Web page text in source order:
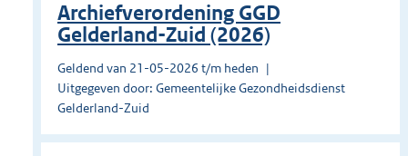
Archiefverordening GGD
Gelderland-Zuid (2026)
Geldend van 21-05-2026 t/m heden
Uitgegeven door: Gemeentelijke Gezondheidsdienst
Gelderland-Zuid